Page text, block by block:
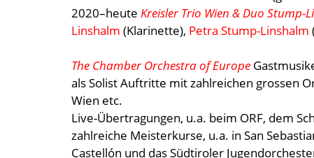
2020–heute Kreisler Trio Wien & Duo Stump-
Linshalm (Klarinette), Petra Stump-Linshalm
The Chamber Orchestra of Europe
als Solist Auftritte mit zahlreichen grossen
Wien etc.
Live-Übertragungen, u.a. beim ORF, dem
zahlreiche Meisterkurse, u.a. in San
Castellón und das Südtiroler